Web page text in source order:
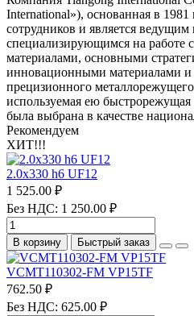
International»), основанная в 1981
сотрудников и является
специализирующимся на работе
материалами, основными
инновационными материалами и
прецизионного
используемая ею быстрорежущая
была выбрана в качестве
Рекомендуем
ХИТ!!!
2.0х330 h6 UF12
1 525.00 ₽
Без НДС: 1 250.00 ₽
В корзину Быстрый заказ
VCMT110302-FM VP15TF
762.50 ₽
Без НДС: 625.00 ₽